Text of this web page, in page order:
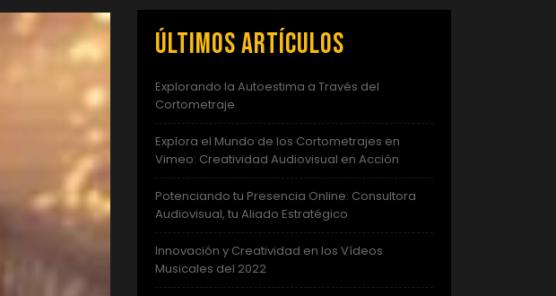
Últimos artículos
Explorando la Autoestima a Través del
Cortometraje
Explora el Mundo de los Cortometrajes en
Vimeo: Creatividad Audiovisual en Acción
Potenciando tu Presencia Online: Consultora
Audiovisual, tu Aliado Estratégico
Innovación y Creatividad en los Vídeos
Musicales del 2022